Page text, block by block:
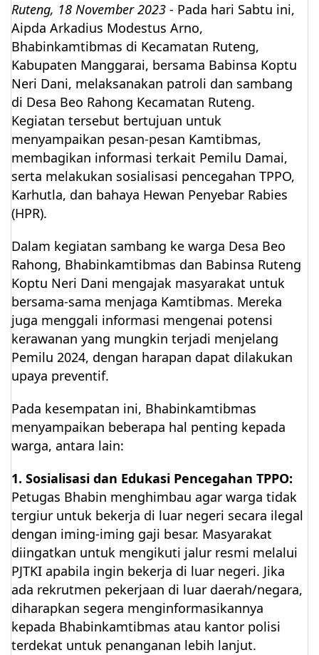
Ruteng, 18 November 2023 - Pada hari Sabtu ini,
Aipda Arkadius Modestus Arno,
Bhabinkamtibmas di Kecamatan Ruteng,
Kabupaten Manggarai, bersama Babinsa Koptu
Neri Dani, melaksanakan patroli dan sambang
di Desa Beo Rahong Kecamatan Ruteng.
Kegiatan tersebut bertujuan untuk
menyampaikan pesan-pesan Kamtibmas,
membagikan informasi terkait Pemilu Damai,
serta melakukan sosialisasi pencegahan TPPO,
Karhutla, dan bahaya Hewan Penyebar Rabies
(HPR).
Dalam kegiatan sambang ke warga Desa Beo
Rahong, Bhabinkamtibmas dan Babinsa Ruteng
Koptu Neri Dani mengajak masyarakat untuk
bersama-sama menjaga Kamtibmas. Mereka
juga menggali informasi mengenai potensi
kerawanan yang mungkin terjadi menjelang
Pemilu 2024, dengan harapan dapat dilakukan
upaya preventif.
Pada kesempatan ini, Bhabinkamtibmas
menyampaikan beberapa hal penting kepada
warga, antara lain:
1. Sosialisasi dan Edukasi Pencegahan TPPO:
Petugas Bhabin menghimbau agar warga tidak
tergiur untuk bekerja di luar negeri secara ilegal
dengan iming-iming gaji besar. Masyarakat
diingatkan untuk mengikuti jalur resmi melalui
PJTKI apabila ingin bekerja di luar negeri. Jika
ada rekrutmen pekerjaan di luar daerah/negara,
diharapkan segera menginformasikannya
kepada Bhabinkamtibmas atau kantor polisi
terdekat untuk penanganan lebih lanjut.